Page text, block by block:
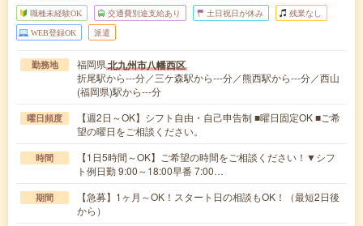
職種未経験OK 交通費別途支給あり 土日祝日が休み 残業なし
WEB登録OK 派遣
勤務地 福岡県北九州市八幡西区
折尾駅から---分／三ケ森駅から---分／熊西駅から---分／西山
(福岡県)駅から---分
曜日頻度
【週2日～OK】シフト自由・自己申告制 ■曜日固定OK ■ご希
望の曜日をご相談ください。
時間
【1日5時間～OK】ご希望の時間をご相談ください！▼シフ
ト例日勤 9:00～18:00早番 7:00…
期間
【急募】1ヶ月～OK！スタート日の相談もOK！（最短2日後
から）